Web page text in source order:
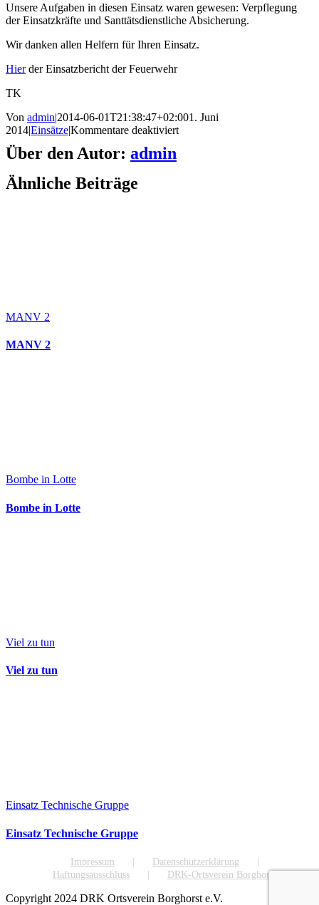
Unsere Aufgaben in diesen Einsatz waren gewesen: Verpflegung
der Einsatzkräfte und Santtätsdienstliche Absicherung.
Wir danken allen Helfern für Ihren Einsatz.
Hierder Einsatzbericht der Feuerwehr
TK
Von admin|2014-06-01T21:38:47+02:001. Juni
2014|Einsätze|Kommentare deaktiviertfür
Über den Autor: admin
Ähnliche Beiträge
MANV 2
MANV 2
Bombe in Lotte
Bombe in Lotte
Viel zu tun
Viel zu tun
Einsatz Technische Gruppe
Einsatz Technische Gruppe
Impressum
Datenschutzerklärung
Haftungsausschluss
DRK-Ortsverein Borghorst e.V.
Copyright 2024 DRK Ortsverein Borghorst e.V.